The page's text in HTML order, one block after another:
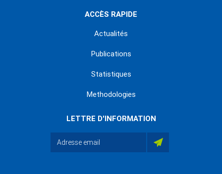
ACCÈS RAPIDE
Actualités
Publications
Statistiques
Methodologies
LETTRE D'INFORMATION